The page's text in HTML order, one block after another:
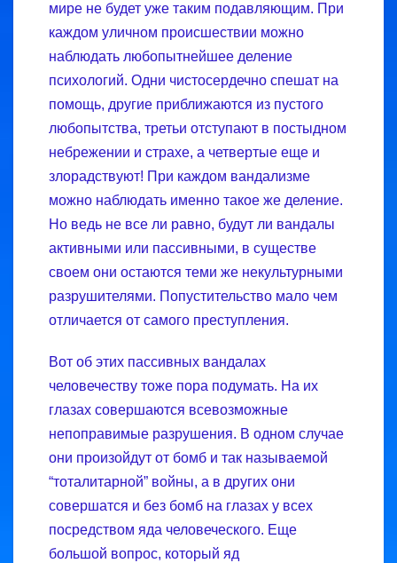
мире не будет уже таким подавляющим. При
каждом уличном происшествии можно
наблюдать любопытнейшее деление
психологий. Одни чистосердечно спешат на
помощь, другие приближаются из пустого
любопытства, третьи отступают в постыдном
небрежении и страхе, а четвертые еще и
злорадствуют! При каждом вандализме
можно наблюдать именно такое же деление.
Но ведь не все ли равно, будут ли вандалы
активными или пассивными, в существе
своем они остаются теми же некультурными
разрушителями. Попустительство мало чем
отличается от самого преступления.
Вот об этих пассивных вандалах
человечеству тоже пора подумать. На их
глазах совершаются всевозможные
непоправимые разрушения. В одном случае
они произойдут от бомб и так называемой
“тоталитарной” войны, а в других они
совершатся и без бомб на глазах у всех
посредством яда человеческого. Еще
большой вопрос, который яд